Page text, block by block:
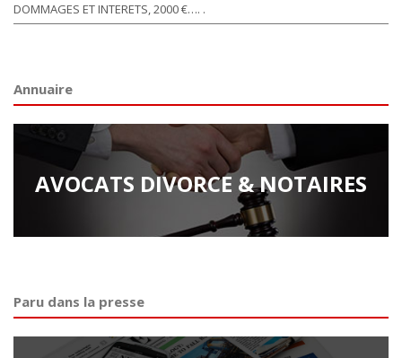
DOMMAGES ET INTERETS, 2000 €…. .
Annuaire
AVOCATS DIVORCE & NOTAIRES
Paru dans la presse